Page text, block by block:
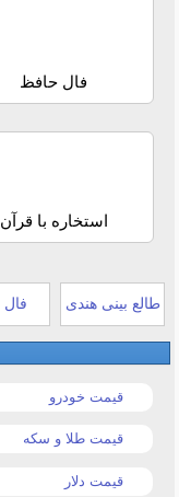
فال حافظ
استخاره با قرآن
طالع بینی هندی
قیمت خودرو
قیمت طلا و سکه
قیمت دلار